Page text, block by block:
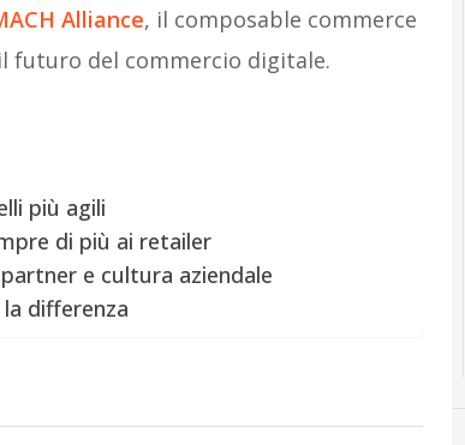
Alliance, il composable commerce
del commercio digitale.
più agili
di più ai retailer
e cultura aziendale
differenza